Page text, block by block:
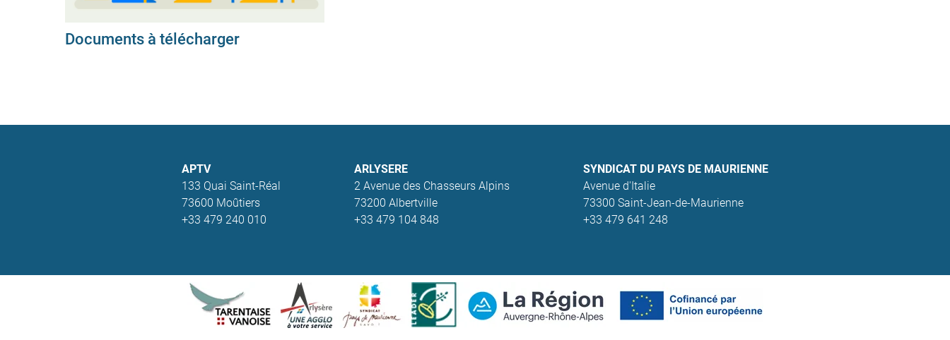
Documents à télécharger
APTV
133 Quai Saint-Réal
73600 Moûtiers
+33 479 240 010
ARLYSERE
2 Avenue des Chasseurs Alpins
73200 Albertville
+33 479 104 848
SYNDICAT DU PAYS DE MAURIENNE
Avenue d'Italie
73300 Saint-Jean-de-Maurienne
+33 479 641 248